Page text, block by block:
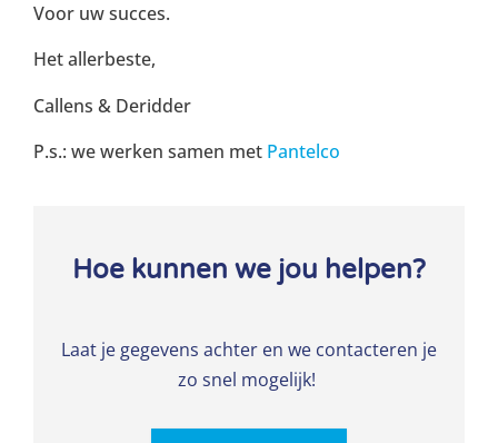
Voor uw succes.
Het allerbeste,
Callens & Deridder
P.s.: we werken samen met Pantelco
Hoe kunnen we jou helpen?
Laat je gegevens achter en we contacteren je
zo snel mogelijk!